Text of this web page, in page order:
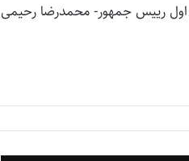
رییس جمهور- محمدرضا رحیمی